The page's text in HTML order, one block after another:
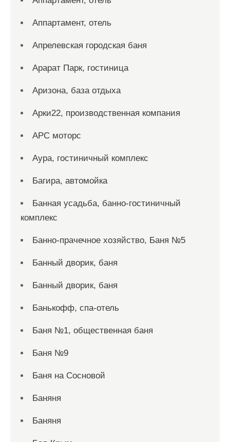
Аппартамент, отель
Апрелевская городская баня
Арарат Парк, гостиница
Аризона, база отдыха
Арки22, производственная компания
АРС моторс
Аура, гостиничный комплекс
Багира, автомойка
Банная усадьба, банно-гостиничный
комплекс
Банно-прачечное хозяйство, Баня №5
Банный дворик, баня
Банный дворик, баня
Банькофф, спа-отель
Баня №1, общественная баня
Баня №9
Баня на Сосновой
Баняня
Баняня